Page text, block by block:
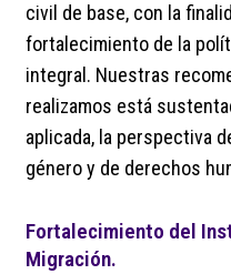
civil de base, con la
fortalecimiento de la
integral. Nuestras
realizamos está
aplicada, la perspectiva
género y de derechos
Fortalecimiento del
Migración.